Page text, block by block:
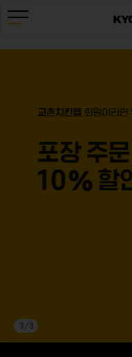
3/ 3